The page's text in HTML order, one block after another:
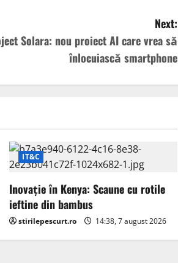
Next:
Solara: nou proiect AI care vrea să
înlocuiască smartphone
IT&C
Inovație în Kenya: Scaune cu rotile
ieftine din bambus
stirilepescurt.ro 14:38, 7 august 2026